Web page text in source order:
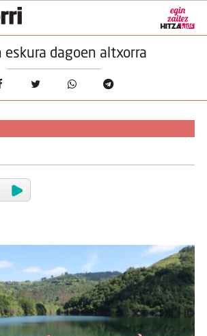
eskura dagoen altxorra